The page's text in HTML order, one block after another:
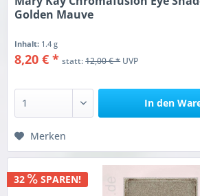
Golden Mauve
Inhalt: 1.4 g
8,20 € * statt:12,00 € *UVP
In den
Merken
32 SPAREN!